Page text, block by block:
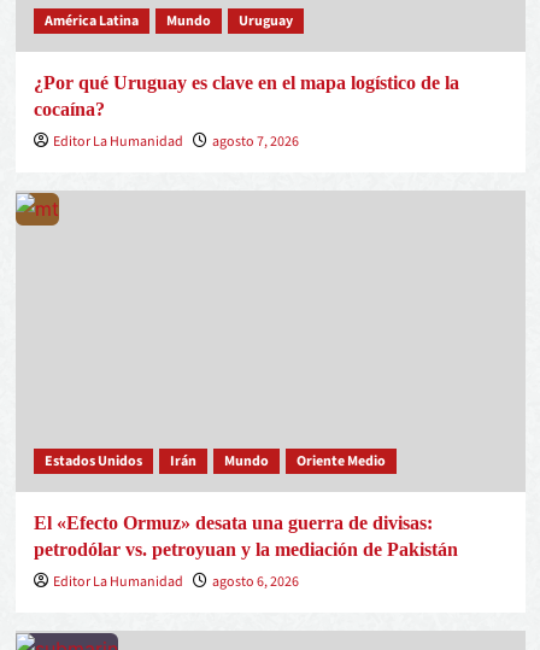
América Latina Mundo Uruguay
¿Por qué Uruguay es clave en el mapa logístico de la
cocaína?
Editor La Humanidad
agosto 7, 2026
Estados Unidos Irán Mundo Oriente Medio
El «Efecto Ormuz» desata una guerra de divisas:
petrodólar vs. petroyuan y la mediación de Pakistán
Editor La Humanidad
agosto 6, 2026